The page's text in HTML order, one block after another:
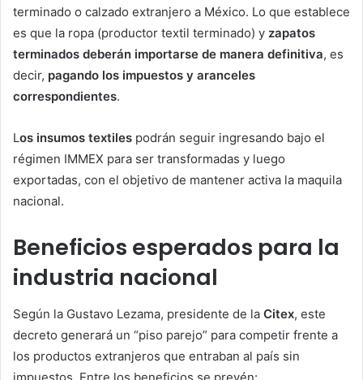
terminado o calzado extranjero a México. Lo que establece
es que la ropa (productor textil terminado) y zapatos
terminados deberán importarse de manera definitiva, es
decir, pagando los impuestos y aranceles
correspondientes.
Los insumos textiles podrán seguir ingresando bajo el
régimen IMMEX para ser transformadas y luego
exportadas, con el objetivo de mantener activa la maquila
nacional.
Beneficios esperados para la
industria nacional
Según la Gustavo Lezama, presidente de la Citex, este
decreto generará un “piso parejo” para competir frente a
los productos extranjeros que entraban al país sin